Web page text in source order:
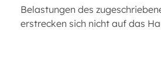
Belastungen des
erstrecken sich nicht auf das